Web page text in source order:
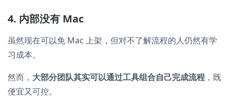
4. 内部没有 Mac
虽然现在可以免 Mac 上架，但对不了解流程的人仍然有学
习成本。
然而， 大部分团队其实可以通过工具组合自己完成流程 ，既
便宜又可控。